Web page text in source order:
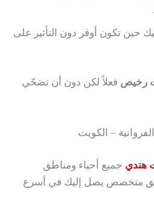
حين تكون أوفر دون التأثير على
رخيص فعلاً لكن دون أن تضحّي
– الكويت
هندي جميع أحياء ومناطق
متخصص يصل إليك في أسرع